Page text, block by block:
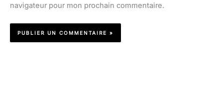
navigateur pour mon prochain commentaire.